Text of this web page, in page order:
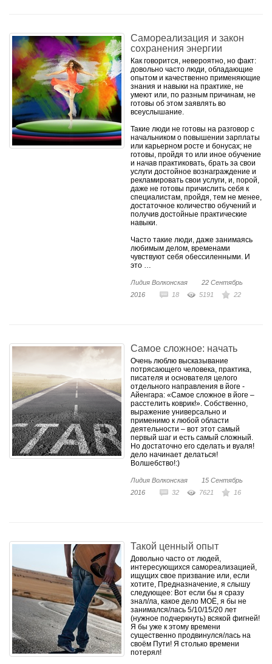
Самореализация и закон
сохранения энергии
Как говорится, невероятно, но факт:
довольно часто люди, обладающие
опытом и качественно применяющие
знания и навыки на практике, не
умеют или, по разным причинам, не
готовы об этом заявлять во
всеуслышание.
Такие люди не готовы на разговор с
начальником о повышении зарплаты
или карьерном росте и бонусах; не
готовы, пройдя то или иное обучение
и начав практиковать, брать за свои
услуги достойное вознаграждение и
рекламировать свои услуги, и, порой,
даже не готовы причислить себя к
специалистам, пройдя, тем не менее,
достаточное количество обучений и
получив достойные практические
навыки.
Часто такие люди, даже занимаясь
любимым делом, временами
чувствуют себя обессиленными. И
это …
Лидия Волконская
22 Сентябрь
2016
18 5191 22
Самое сложное: начать
Очень люблю высказывание
потрясающего человека, практика,
писателя и основателя целого
отдельного направления в йоге -
Айенгара: «Самое сложное в йоге –
расстелить коврик!». Собственно,
выражение универсально и
применимо к любой области
деятельности – вот этот самый
первый шаг и есть самый сложный.
Но достаточно его сделать и вуаля!
дело начинает делаться!
Волшебство!:)
Лидия Волконская
15 Сентябрь
2016
32 7621 16
Такой ценный опыт
Довольно часто от людей,
интересующихся самореализацией,
ищущих свое призвание или, если
хотите, Предназначение, я слышу
следующее: Вот если бы я сразу
знал/ла, какое дело МОЁ, я бы не
занимался/лась 5/10/15/20 лет
(нужное подчеркнуть) всякой фигней!
Я бы уже к этому времени
существенно продвинулся/лась на
своём Пути! Я столько времени
потерял!